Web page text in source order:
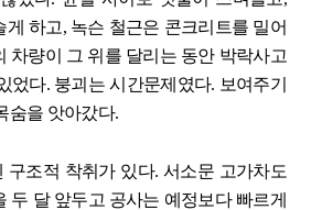
게 하고, 녹슨 철근은 콘크리트를 밀어
차량이 그 위를 달리는 동안 박락사고
었다. 붕괴는 시간문제였다. 보여주기
숨을 앗아갔다.
구조적 착취가 있다. 서소문 고가차도
두 달 앞두고 공사는 예정보다 빠르게